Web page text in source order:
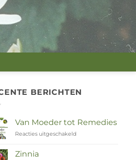
BERICHTEN
Van Moeder tot Remedies
Reacties uitgeschakeldvoor
Zinnia